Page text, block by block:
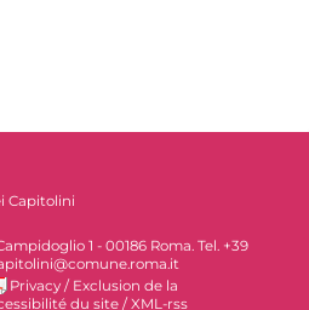
Capitolini
1 - 00186 Roma. Tel. +39
Privacy / Exclusion de la
du site / XML-rss